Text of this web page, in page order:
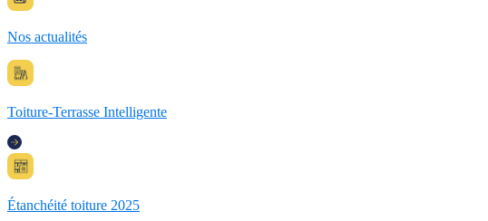
Nos actualités
Toiture-Terrasse Intelligente
Étanchéité toiture 2025